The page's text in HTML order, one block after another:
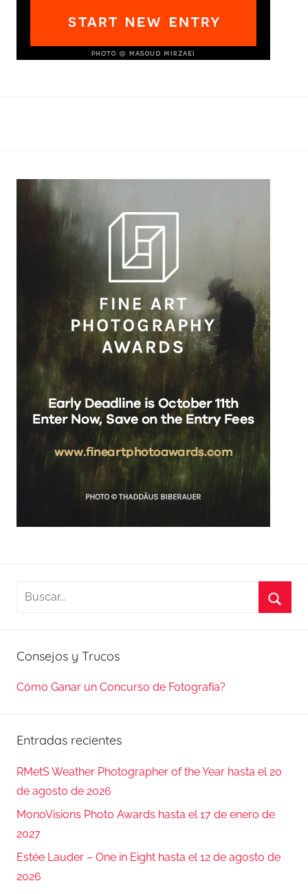
Buscar:
Consejos y Trucos
Cómo Ganar un Concurso de Fotografía?
Entradas recientes
RMetS Weather Photographer of the Year hasta el 20
de agosto de 2026
MonoVisions Photo Awards hasta el 17 de enero de
2027
Estée Lauder – One in Eight hasta el 12 de agosto de
2026